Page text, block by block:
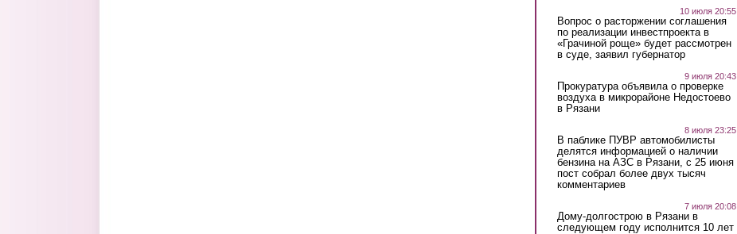
10 июля 20:55
Вопрос о расторжении соглашения
по реализации инвестпроекта в
«Грачиной роще» будет рассмотрен
в суде, заявил губернатор
9 июля 20:43
Прокуратура объявила о проверке
воздуха в микрорайоне Недостоево
в Рязани
8 июля 23:25
В паблике ПУВР автомобилисты
делятся информацией о наличии
бензина на АЗС в Рязани, с 25 июня
пост собрал более двух тысяч
комментариев
7 июля 20:08
Дому-долгострою в Рязани в
следующем году исполнится 10 лет